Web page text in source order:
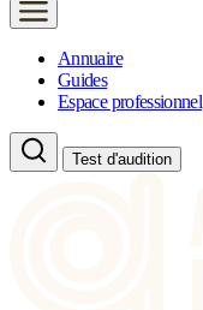
Annuaire
Guides
Espace professionnel
Test d'audition